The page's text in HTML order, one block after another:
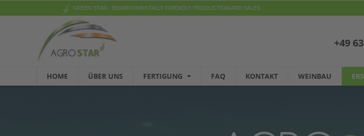
GREEN STAR - ENVIRONMENTALLY FRIENDLY PRODUCTION AND SALES
+49
HOME ÜBER UNS FERTIGUNG FAQ KONTAKT WEINBAU